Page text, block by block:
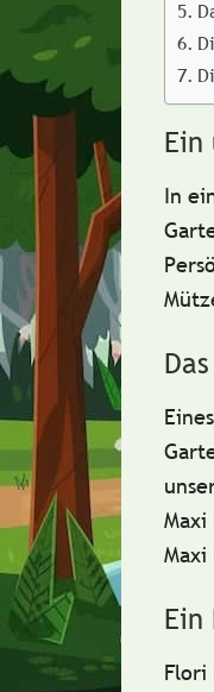
Ein
In
Maxi
Maxi
Ein
Flori